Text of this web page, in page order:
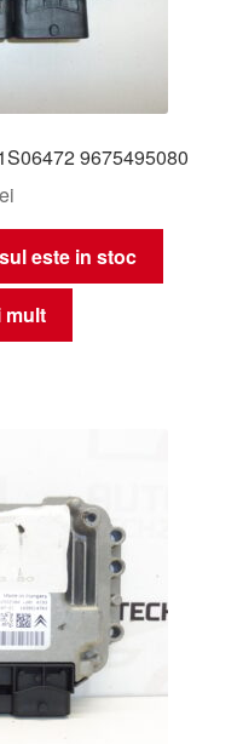
9675495080
este in stoc
mult